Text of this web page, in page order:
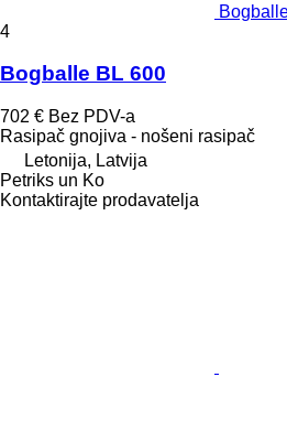
4
Bogballe BL 600
702 € Bez PDV-a
Rasipač gnojiva - nošeni rasipač
Letonija, Latvija
Petriks un Ko
Kontaktirajte prodavatelja